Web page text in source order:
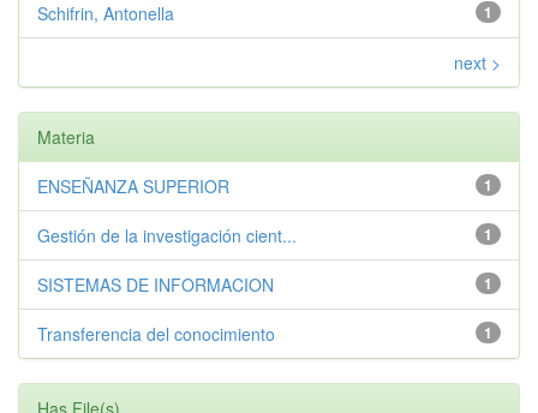
1
Schifrin, Antonella
next >
Materia
1
ENSEÑANZA SUPERIOR
1
Gestión de la investigación cient...
1
SISTEMAS DE INFORMACION
1
Transferencia del conocimiento
Has File(s)